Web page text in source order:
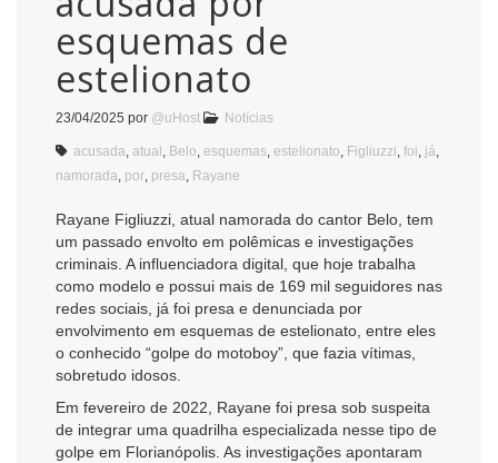
esquemas de
estelionato
23/04/2025 por @uHost Notícias
acusada atual Belo esquemas estelionato Figliuzzi foi já
namorada por presa Rayane
Rayane Figliuzzi, atual namorada do cantor Belo, tem
um passado envolto em polêmicas e investigações
criminais. A influenciadora digital, que hoje trabalha
como modelo e possui mais de 169 mil seguidores nas
redes sociais, já foi presa e denunciada por
envolvimento em esquemas de estelionato, entre eles
o conhecido “golpe do motoboy”, que fazia vítimas,
sobretudo idosos.
Em fevereiro de 2022, Rayane foi presa sob suspeita
de integrar uma quadrilha especializada nesse tipo de
golpe em Florianópolis. As investigações apontaram